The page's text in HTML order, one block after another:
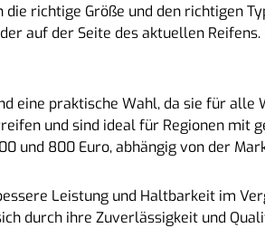
die richtige Größe und den richtigen
auf der Seite des aktuellen
eine praktische Wahl, da sie für alle
und sind ideal für Regionen mit
und 800 Euro, abhängig von der
Leistung und Haltbarkeit im
durch ihre Zuverlässigkeit und